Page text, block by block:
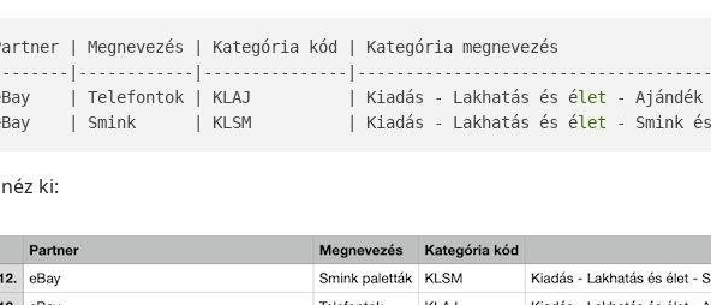
| Megnevezés | Kategória kód | Kategória megnevezés
|------------|---------------
| Telefontok | KLAJ          | Kiadás - Lakhatás és élet -
| Smink      | KLSM          | Kiadás - Lakhatás és élet - Smink
ki: